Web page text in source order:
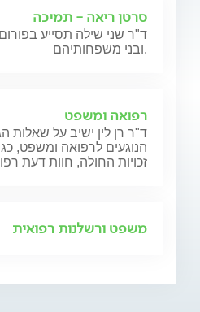
סרטן ריאה - תמיכה
ד"ר שני שילה תסייע
ובני משפחותיהם.
רפואה ומשפט
ד"ר רן לין ישיב על שאלות
הנוגעים לרפואה ומשפט,
זכויות החולה, חוות דעת
משפט ורשלנות רפואית